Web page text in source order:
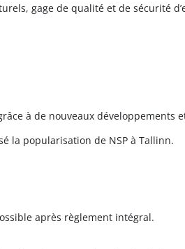
gage de qualité et de sécurité
à de nouveaux développements
la popularisation de NSP à Tallinn.
après règlement intégral.